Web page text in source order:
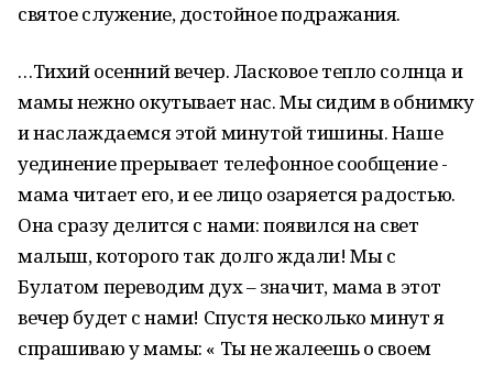
святое служение, достойное подражания.
…Тихий осенний вечер. Ласковое тепло солнца и
мамы нежно окутывает нас. Мы сидим в обнимку
и наслаждаемся этой минутой тишины. Наше
уединение прерывает телефонное сообщение -
мама читает его, и ее лицо озаряется радостью.
Она сразу делится с нами: появился на свет
малыш, которого так долго ждали! Мы с
Булатом переводим дух – значит, мама в этот
вечер будет с нами! Спустя несколько минут я
спрашиваю у мамы: « Ты не жалеешь о своем